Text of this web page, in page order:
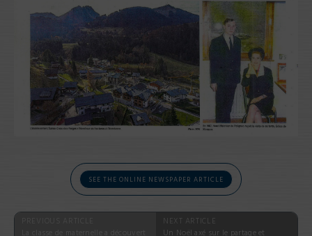
SEE THE ONLINE NEWSPAPER ARTICLE
La classe de maternelle a découvert
NEXT ARTICLE
Un Noël axé sur le partage et